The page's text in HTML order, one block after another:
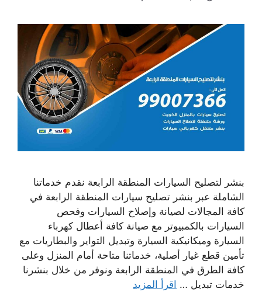
بنشر لتصليح السيارات المنطقة الرابعة نقدم خدماتنا
الشاملة عبر بنشر تصليح سيارات المنطقة الرابعة في
كافة المجالات لصيانة وإصلاح السيارات وفحص
السيارات بالكمبيوتر مع صيانة كافة أعطال كهرباء
السيارة وميكانيكية السيارة وتبديل التواير والبطاريات مع
تأمين قطع غيار أصلية، خدماتنا متاحة أمام المنزل وعلى
كافة الطرق في المنطقة الرابعة ونوفر من خلال بنشرنا
خدمات تبديل … اقرأ المزيد